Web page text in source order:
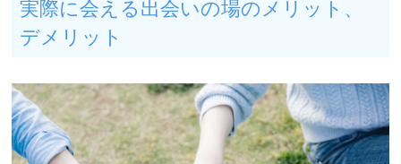
実際に会える出会いの場のメリット、
デメリット